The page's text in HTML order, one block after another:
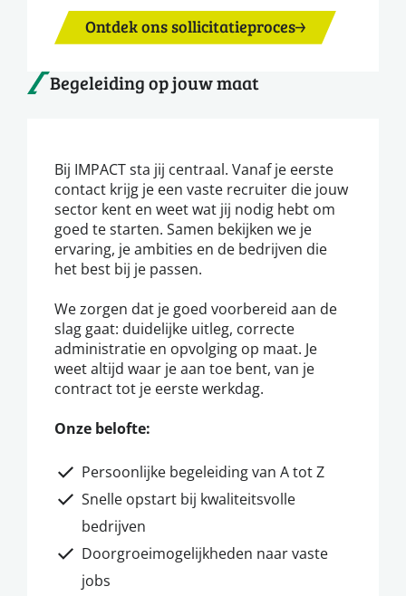
Ontdek ons sollicitatieproces
Begeleiding op jouw maat
Bij IMPACT sta jij centraal. Vanaf je eerste
contact krijg je een vaste recruiter die jouw
sector kent en weet wat jij nodig hebt om
goed te starten. Samen bekijken we je
ervaring, je ambities en de bedrijven die
het best bij je passen.
We zorgen dat je goed voorbereid aan de
slag gaat: duidelijke uitleg, correcte
administratie en opvolging op maat. Je
weet altijd waar je aan toe bent, van je
contract tot je eerste werkdag.
Onze belofte:
Persoonlijke begeleiding van A tot Z
Snelle opstart bij kwaliteitsvolle
bedrijven
Doorgroeimogelijkheden naar vaste
jobs